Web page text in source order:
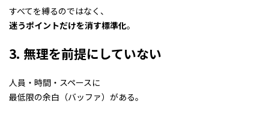
すべてを縛るのではなく、
迷うポイントだけを消す標準化。
3. 無理を前提にしていない
人員・時間・スペースに
最低限の余白（バッファ）がある。